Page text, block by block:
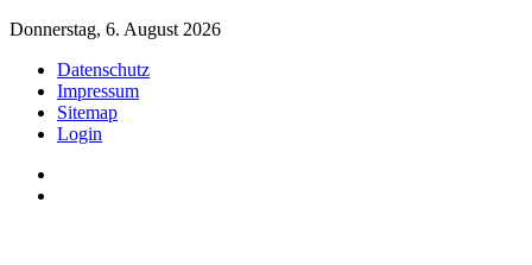
Donnerstag, 6. August 2026
Datenschutz
Impressum
Sitemap
Login